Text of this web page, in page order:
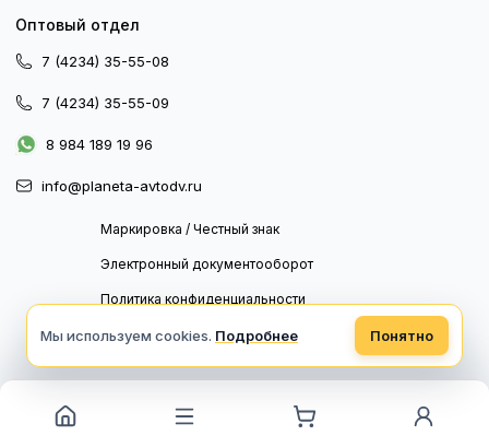
Оптовый отдел
7 (4234) 35-55-08
7 (4234) 35-55-09
8 984 189 19 96
info@planeta-avtodv.ru
Маркировка / Честный знак
Электронный документооборот
Политика конфиденциальности
Политика обработки персональных данных
Мы используем cookies. Подробнее Понятно